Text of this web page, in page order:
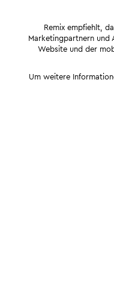
Remix empfiehlt,
Marketingpartnern und
Website und der
Um weitere